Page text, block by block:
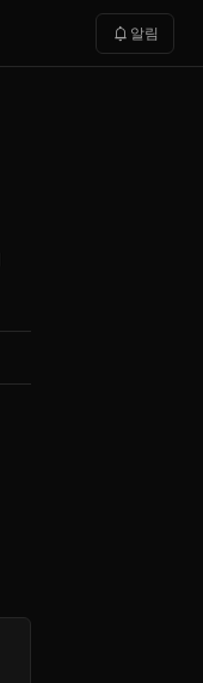
notifications 알림